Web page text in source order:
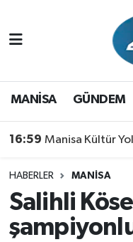
MANİSA GÜNDEM
16:59 Manisa Kültür Yolu Festivali'nde
HABERLER MANİSA
Salihli
GÜNDEM
SPOR
YAŞAM
Hava Durumu
Trafik Durumu
Son Dakika
Haber Arşivi